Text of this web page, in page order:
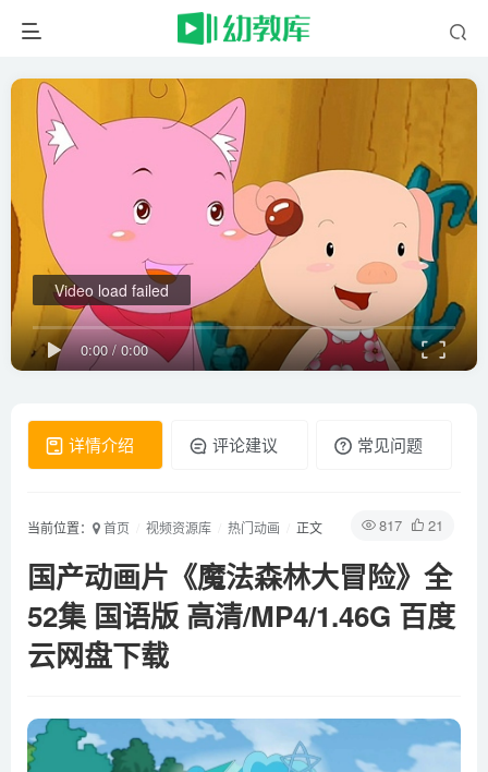
0:00/0:00
Video load failed
详情介绍 评论建议 常见问题
817 21
当前位置： 首页 视频资源库 热门动画 正文
国产动画片《魔法森林大冒险》全
52集 国语版 高清/MP4/1.46G 百度
云网盘下载